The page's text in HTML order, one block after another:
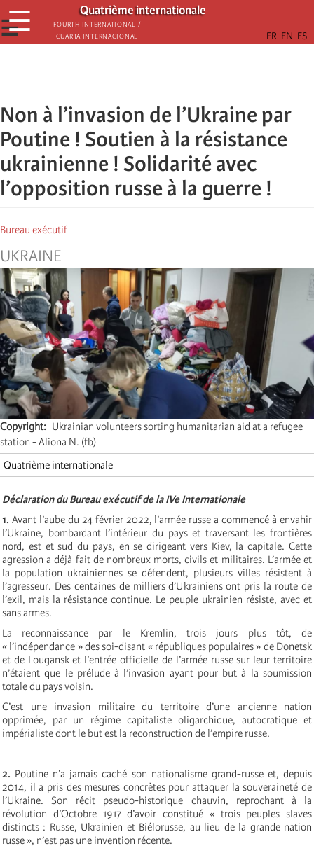
Aller
au
contenu
Quatrième internationale
Fourth International /
Cuarta Internacional
☰
☰
Non à l’invasion de l’Ukraine par
Poutine ! Soutien à la résistance
ukrainienne ! Solidarité avec
l’opposition russe à la guerre !
Bureau exécutif
UKRAINE
Copyright
Ukrainian volunteers sorting humanitarian aid at a refugee
station - Aliona N. (fb)
Quatrième internationale
Déclaration du Bureau exécutif de la IVe Internationale
1. Avant l’aube du 24 février 2022, l’armée russe a commencé à envahir
l’Ukraine, bombardant l’intérieur du pays et traversant les frontières
nord, est et sud du pays, en se dirigeant vers Kiev, la capitale. Cette
agression a déjà fait de nombreux morts, civils et militaires. L’armée et
la population ukrainiennes se défendent, plusieurs villes résistent à
l’agresseur. Des centaines de milliers d’Ukrainiens ont pris la route de
l’exil, mais la résistance continue. Le peuple ukrainien résiste, avec et
sans armes.
La reconnaissance par le Kremlin, trois jours plus tôt, de
« l’indépendance » des soi-disant « républiques populaires » de Donetsk
et de Lougansk et l’entrée officielle de l’armée russe sur leur territoire
n’étaient que le prélude à l’invasion ayant pour but à la soumission
totale du pays voisin.
C’est une invasion militaire du territoire d’une ancienne nation
opprimée, par un régime capitaliste oligarchique, autocratique et
impérialiste dont le but est la reconstruction de l’empire russe.
2. Poutine n’a jamais caché son nationalisme grand-russe et, depuis
2014, il a pris des mesures concrètes pour attaquer la souveraineté de
l’Ukraine. Son récit pseudo-historique chauvin, reprochant à la
révolution d’Octobre 1917 d’avoir constitué « trois peuples slaves
distincts : Russe, Ukrainien et Biélorusse, au lieu de la grande nation
russe », n’est pas une invention récente.